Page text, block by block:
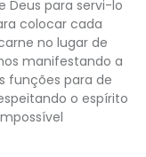
Deus para servi-lo
colocar cada
no lugar de
manifestando a
funções para de
o espírito